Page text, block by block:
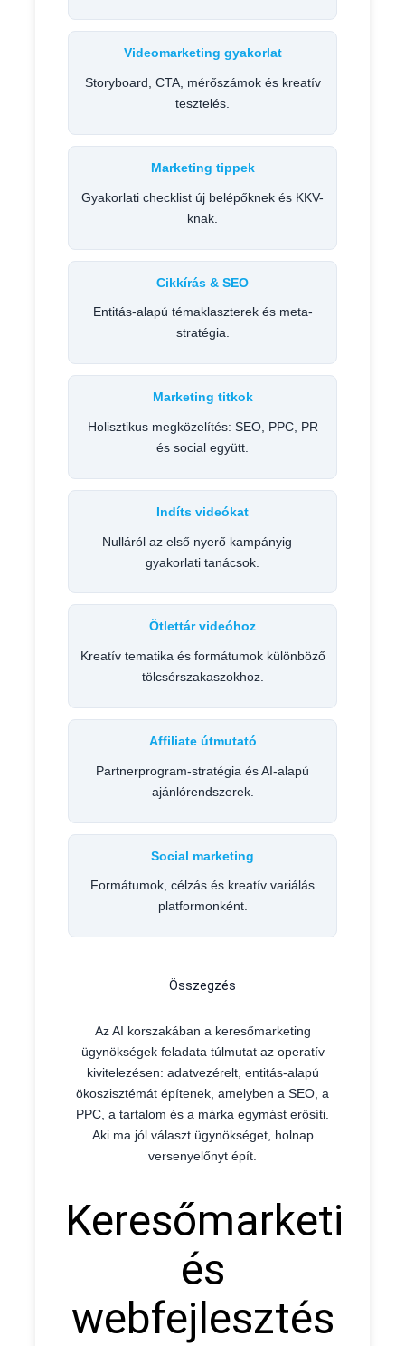
Videomarketing gyakorlat
Storyboard, CTA, mérőszámok és kreatív
tesztelés.
Marketing tippek
Gyakorlati checklist új belépőknek és KKV-
knak.
Cikkírás & SEO
Entitás-alapú témaklaszterek és meta-
stratégia.
Marketing titkok
Holisztikus megközelítés: SEO, PPC, PR
és social együtt.
Indíts videókat
Nulláról az első nyerő kampányig –
gyakorlati tanácsok.
Ötlettár videóhoz
Kreatív tematika és formátumok különböző
tölcsérszakaszokhoz.
Affiliate útmutató
Partnerprogram-stratégia és AI-alapú
ajánlórendszerek.
Social marketing
Formátumok, célzás és kreatív variálás
platformonként.
Összegzés
Az AI korszakában a keresőmarketing
ügynökségek feladata túlmutat az operatív
kivitelezésen: adatvezérelt, entitás-alapú
ökoszisztémát építenek, amelyben a SEO, a
PPC, a tartalom és a márka egymást erősíti.
Aki ma jól választ ügynökséget, holnap
versenyelőnyt épít.
Keresőmarketing
és
webfejlesztés